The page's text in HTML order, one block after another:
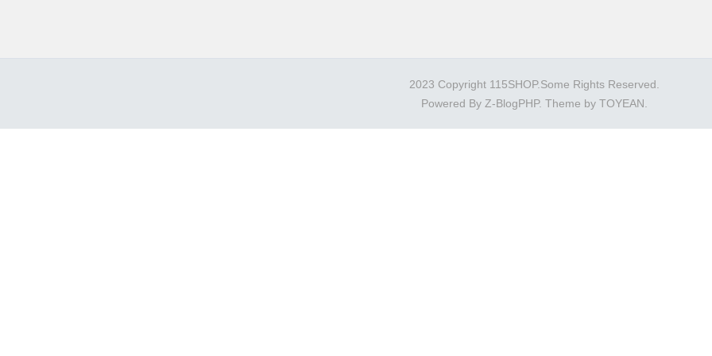
2023 Copyright 115SHOP.Some Rights Reserved.
Powered By Z-BlogPHP. Theme by TOYEAN